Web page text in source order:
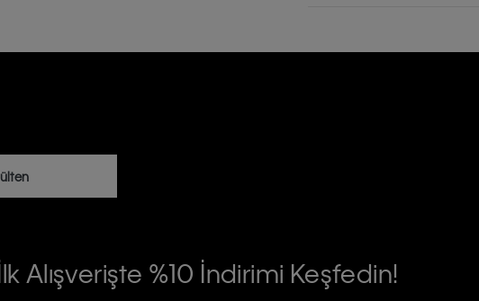
güncel ürün,
Alışverişte %10 İndirimi Keşfedin!